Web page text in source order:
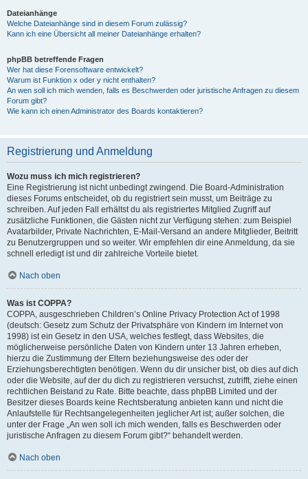
Dateianhänge
Welche Dateianhänge sind in diesem Forum zulässig?
Kann ich eine Übersicht all meiner Dateianhänge erhalten?
phpBB betreffende Fragen
Wer hat diese Forensoftware entwickelt?
Warum ist Funktion x oder y nicht enthalten?
An wen soll ich mich wenden, falls es Beschwerden oder juristische Anfragen zu diesem
Forum gibt?
Wie kann ich einen Administrator des Boards kontaktieren?
Registrierung und Anmeldung
Wozu muss ich mich registrieren?
Eine Registrierung ist nicht unbedingt zwingend. Die Board-Administration
dieses Forums entscheidet, ob du registriert sein musst, um Beiträge zu
schreiben. Auf jeden Fall erhältst du als registriertes Mitglied Zugriff auf
zusätzliche Funktionen, die Gästen nicht zur Verfügung stehen: zum Beispiel
Avatarbilder, Private Nachrichten, E-Mail-Versand an andere Mitglieder, Beitritt
zu Benutzergruppen und so weiter. Wir empfehlen dir eine Anmeldung, da sie
schnell erledigt ist und dir zahlreiche Vorteile bietet.
Nach oben
Was ist COPPA?
COPPA, ausgeschrieben Children’s Online Privacy Protection Act of 1998
(deutsch: Gesetz zum Schutz der Privatsphäre von Kindern im Internet von
1998) ist ein Gesetz in den USA, welches festlegt, dass Websites, die
möglicherweise persönliche Daten von Kindern unter 13 Jahren erheben,
hierzu die Zustimmung der Eltern beziehungsweise des oder der
Erziehungsberechtigten benötigen. Wenn du dir unsicher bist, ob dies auf dich
oder die Website, auf der du dich zu registrieren versuchst, zutrifft, ziehe einen
rechtlichen Beistand zu Rate. Bitte beachte, dass phpBB Limited und der
Besitzer dieses Boards keine Rechtsberatung anbieten kann und nicht die
Anlaufstelle für Rechtsangelegenheiten jeglicher Art ist; außer solchen, die
unter der Frage „An wen soll ich mich wenden, falls es Beschwerden oder
juristische Anfragen zu diesem Forum gibt?“ behandelt werden.
Nach oben